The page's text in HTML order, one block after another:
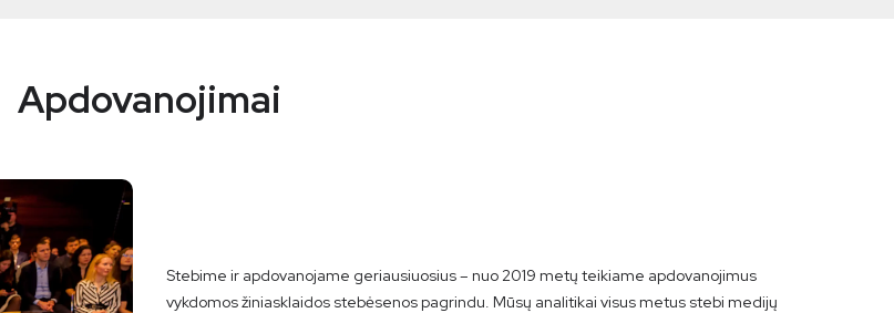
Apdovanojimai
Stebime ir apdovanojame geriausiuosius – nuo 2019 metų teikiame apdovanojimus
vykdomos žiniasklaidos stebėsenos pagrindu. Mūsų analitikai visus metus stebi medijų